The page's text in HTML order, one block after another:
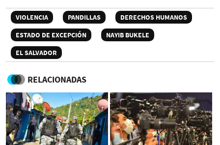
VIOLENCIA PANDILLAS
DERECHOS HUMANOS
ESTADO DE EXCEPCIÓN
NAYIB BUKELE
EL SALVADOR
RELACIONADAS